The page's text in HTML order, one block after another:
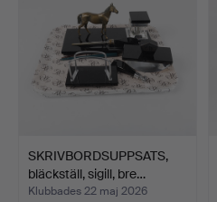
SKRIVBORDSUPPSATS,
bläckställ, sigill, bre…
Klubbades 22 maj 2026